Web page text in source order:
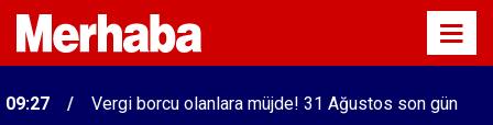
09:27 Vergi borcu olanlara müjde! 31 Ağustos son gün